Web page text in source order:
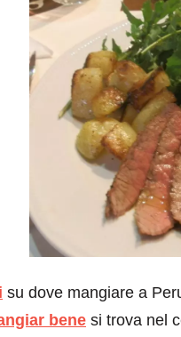
su dove mangiare a
bene si trova nel